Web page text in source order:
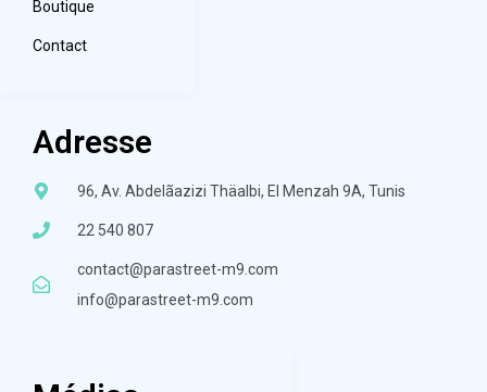
Boutique
Contact
Adresse
96, Av. Abdelãazizi Thäalbi, El Menzah 9A, Tunis
22 540 807
contact@parastreet-m9.com
info@parastreet-m9.com